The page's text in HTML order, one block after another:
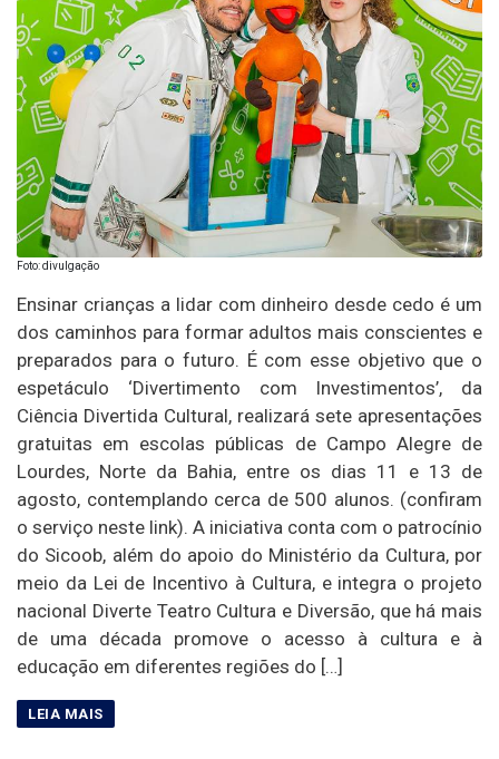
Foto: divulgação
Ensinar crianças a lidar com dinheiro desde cedo é um
dos caminhos para formar adultos mais conscientes e
preparados para o futuro. É com esse objetivo que o
espetáculo ‘Divertimento com Investimentos’, da
Ciência Divertida Cultural, realizará sete apresentações
gratuitas em escolas públicas de Campo Alegre de
Lourdes, Norte da Bahia, entre os dias 11 e 13 de
agosto, contemplando cerca de 500 alunos. (confiram
o serviço neste link). A iniciativa conta com o patrocínio
do Sicoob, além do apoio do Ministério da Cultura, por
meio da Lei de Incentivo à Cultura, e integra o projeto
nacional Diverte Teatro Cultura e Diversão, que há mais
de uma década promove o acesso à cultura e à
educação em diferentes regiões do […]